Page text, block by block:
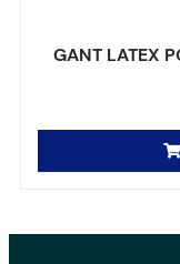
GANT LATEX